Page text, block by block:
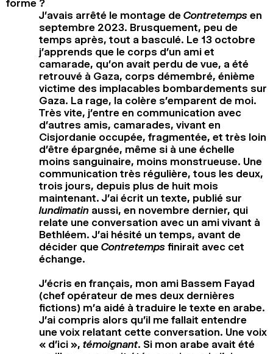
forme ?
J’avais arrêté le montage de Contretemps en
septembre 2023. Brusquement, peu de
temps après, tout a basculé. Le 13 octobre
j’apprends que le corps d’un ami et
camarade, qu’on avait perdu de vue, a été
retrouvé à Gaza, corps démembré, énième
victime des implacables bombardements sur
Gaza. La rage, la colère s’emparent de moi.
Très vite, j’entre en communication avec
d’autres amis, camarades, vivant en
Cisjordanie occupée, fragmentée, et très loin
d’être épargnée, même si à une échelle
moins sanguinaire, moins monstrueuse. Une
communication très régulière, tous les deux,
trois jours, depuis plus de huit mois
maintenant. J’ai écrit un texte, publié sur
lundimatin aussi, en novembre dernier, qui
relate une conversation avec un ami vivant à
Bethléem. J’ai hésité un temps, avant de
décider que Contretemps finirait avec cet
échange.
J’écris en français, mon ami Bassem Fayad
(chef opérateur de mes deux dernières
fictions) m’a aidé à traduire le texte en arabe.
J’ai compris alors qu’il me fallait entendre
une voix relatant cette conversation. Une voix
« d’ici », témoignant. Si mon arabe avait été